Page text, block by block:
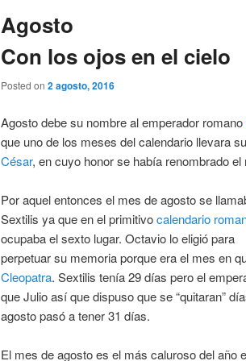
Agosto
Con los ojos en el cielo
Posted on 2 agosto, 2016
Agosto debe su nombre al emperador romano
que uno de los meses del calendario llevara
César, en cuyo honor se había renombrado el
Por aquel entonces el mes de agosto se
Sextilis ya que en el primitivocalendario
ocupaba el sexto lugar. Octavio lo eligió para
perpetuar su memoria porque era el mes en
Cleopatra. Sextilis tenía 29 días pero el
que Julio así que dispuso que se “quitaran”
agosto pasó a tener 31 días.
El mes de agosto es el más caluroso del año